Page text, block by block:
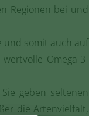
Regionen bei und
und somit auch auf
Omega-3-
geben seltenen
die Artenvielfalt,